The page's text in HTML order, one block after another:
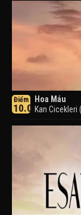
Điểm
10.0
Hoa Máu
Kan Cicekleri